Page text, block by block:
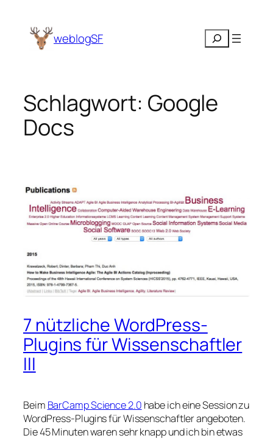
Inhalt
springen weblogSF Suchen
Schlagwort: Google
Docs
7 nützliche WordPress-
Plugins für Wissenschaftler
III
Beim BarCamp Science 2.0 habe ich eine Session zu
WordPress-Plugins für Wissenschaftler angeboten.
Die 45 Minuten waren sehr knapp und ich bin etwas